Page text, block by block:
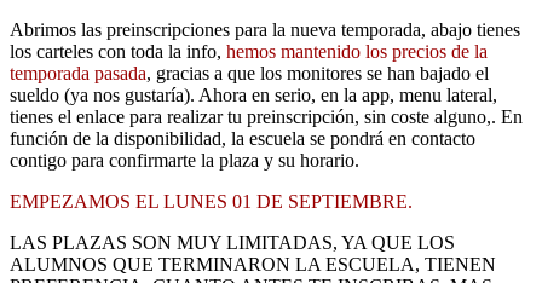
Abrimos las preinscripciones para la nueva temporada, abajo tienes
los carteles con toda la info, hemos mantenido los precios de la
temporada pasada, gracias a que los monitores se han bajado el
sueldo (ya nos gustaría). Ahora en serio, en la app, menu lateral,
tienes el enlace para realizar tu preinscripción, sin coste alguno,. En
función de la disponibilidad, la escuela se pondrá en contacto
contigo para confirmarte la plaza y su horario.
EMPEZAMOS EL LUNES 01 DE SEPTIEMBRE.
LAS PLAZAS SON MUY LIMITADAS, YA QUE LOS
ALUMNOS QUE TERMINARON LA ESCUELA, TIENEN